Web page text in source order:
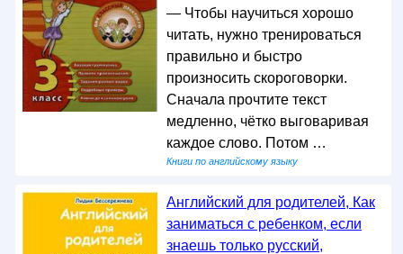
— Чтобы научиться хорошо
читать, нужно тренироваться
правильно и быстро
произносить скороговорки.
Сначала прочтите текст
медленно, чётко выговаривая
каждое слово. Потом …
Книги по английскому языку
Английский для родителей, Как
заниматься с ребенком, если
знаешь только русский,